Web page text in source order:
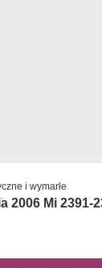
i wymarłe
2006 Mi 2391-